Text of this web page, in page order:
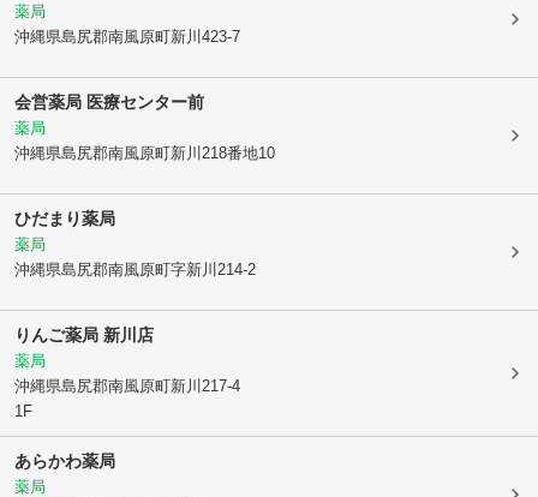
薬局
沖縄県島尻郡南風原町新川423-7
会営薬局 医療センター前
薬局
沖縄県島尻郡南風原町新川218番地10
ひだまり薬局
薬局
沖縄県島尻郡南風原町字新川214-2
りんご薬局 新川店
薬局
沖縄県島尻郡南風原町新川217-4
1F
あらかわ薬局
薬局